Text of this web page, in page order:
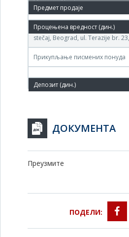
14.мар.2011.
(DRINA-METAL ) Agencija za
stečaj, Beograd, ul. Terazije br.
Прикупљање писмених понуда
ДОКУМЕНТА
Преузмите
ПОДЕЛИ: